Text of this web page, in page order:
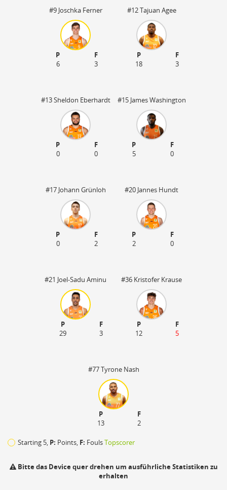
#9 Joschka Ferner
P
F
6
3
#12 Tajuan Agee
P
F
18
3
#13 Sheldon Eberhardt
P
F
0
0
#15 James Washington
P
F
5
0
#17 Johann Grünloh
P
F
0
2
#20 Jannes Hundt
P
F
2
0
#21 Joel-Sadu Aminu
P
F
29
3
#36 Kristofer Krause
P
F
12
5
#77 Tyrone Nash
P
F
13
2
Starting 5, P: Points, F: FoulsTopscorer
Bitte das Device quer drehen um ausführliche Statistiken zu
erhalten